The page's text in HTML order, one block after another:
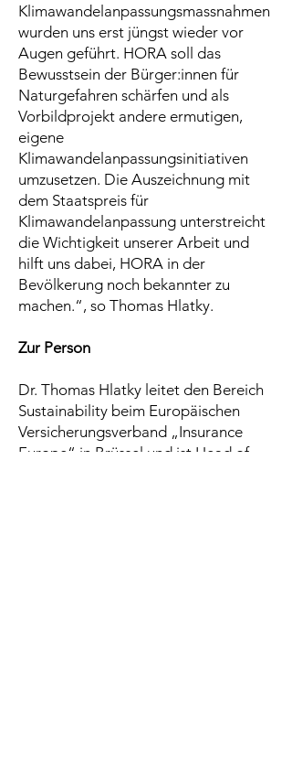
Klimawandelanpassungsmassnahmen
wurden uns erst jüngst wieder vor
Augen geführt. HORA soll das
Bewusstsein der Bürger:innen für
Naturgefahren schärfen und als
Vorbildprojekt andere ermutigen,
eigene
Klimawandelanpassungsinitiativen
umzusetzen. Die Auszeichnung mit
dem Staatspreis für
Klimawandelanpassung unterstreicht
die Wichtigkeit unserer Arbeit und
hilft uns dabei, HORA in der
Bevölkerung noch bekannter zu
machen.“, so Thomas Hlatky.
Zur Person
Dr. Thomas Hlatky leitet den Bereich
Sustainability beim Europäischen
Versicherungsverband „Insurance
Europe“ in Brüssel und ist Head of